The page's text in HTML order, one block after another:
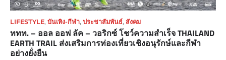
LIFESTYLE, บันเทิง-กีฬา, ประชาสัมพันธ์, สังคม
ททท. – ออล ออฟ ลัค – วอริกซ์ โชว์ความสำเร็จ THAILAND
EARTH TRAIL ส่งเสริมการท่องเที่ยวเชิงอนุรักษ์และกีฬา
อย่างยั่งยืน